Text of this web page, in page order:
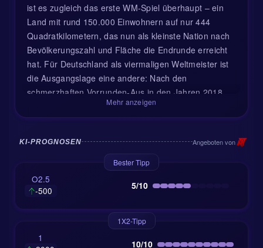
ist es zugleich das erste WM-Spiel überhaupt – ein
Land mit rund 150.000 Einwohnern auf nur 444
Quadratkilometern, das nun als kleinste Nation nach
Bevölkerungszahl und Fläche die Endrunde erreicht
hat. Für Deutschland als viermaligen Weltmeister ist
die Ausgangslage eine andere: Nach den
schmerzhaften Vorrunden-Aus in den Jahren 2018
und 2022 fühlt sich dieses Turnier an wie der lange
Weg zurück in vertrautes Terrain.
Kontext, Team-News und die taktische
Ausrichtung
Das ist ein brandneues direkte Duell: Deutschland
und Curaçao sind sich bislang weder in einem
Testspiel noch in einem Pflichtspiel begegnet. Der
Unbekannte-Faktor ist für Fans spannend, aber
Deutschland wird die Partie möglichst schnell
Mehr anzeigen
KI-PROGNOSEN Angeboten von
Bester Tipp
O2.5
-500
5/10
1X2-Tipp
1
10/10